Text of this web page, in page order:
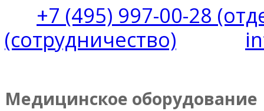
+7 (495) 997-00-28
(сотрудничество)
Медицинское оборудование